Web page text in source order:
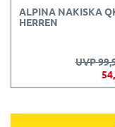
ALPINA NAKISKA
HERREN
UVP